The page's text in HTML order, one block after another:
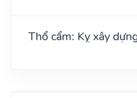
Thổ cẩm: Kỵ xây